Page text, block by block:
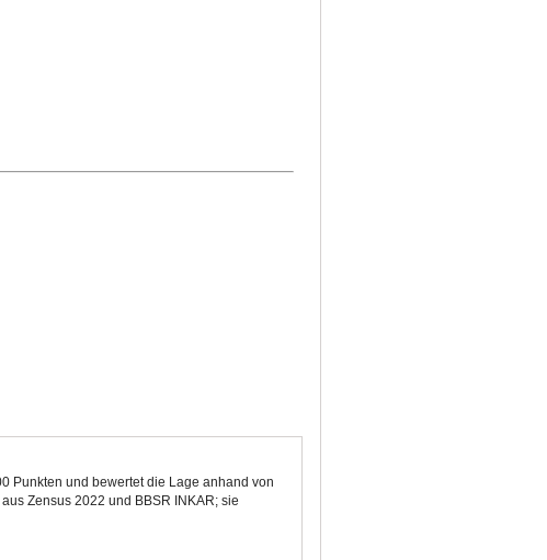
Punkten und bewertet die Lage anhand von
Zensus 2022 und BBSR INKAR; sie